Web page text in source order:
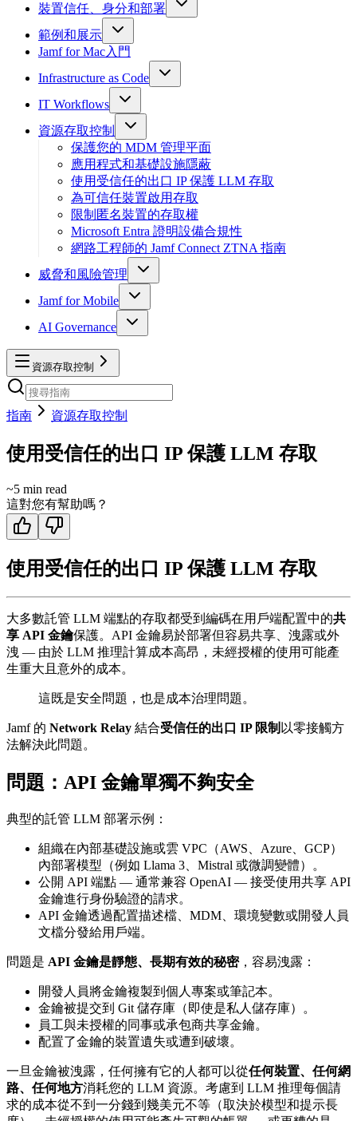
裝置信任、身分和部署
範例和展示
Jamf for Mac入門
Infrastructure as Code
IT Workflows
資源存取控制
保護您的 MDM 管理平面
應用程式和基礎設施隱蔽
使用受信任的出口 IP 保護 LLM 存取
為可信任裝置啟用存取
限制匿名裝置的存取權
Microsoft Entra 證明設備合規性
網路工程師的 Jamf Connect ZTNA 指南
威脅和風險管理
Jamf for Mobile
AI Governance
資源存取控制
指南 資源存取控制
使用受信任的出口 IP 保護 LLM 存取
~5 min read
這對您有幫助嗎？
使用受信任的出口 IP 保護 LLM 存取
大多數託管 LLM 端點的存取都受到編碼在用戶端配置中的共
享 API 金鑰保護。API 金鑰易於部署但容易共享、洩露或外
洩 — 由於 LLM 推理計算成本高昂，未經授權的使用可能產
生重大且意外的成本。
這既是安全問題，也是成本治理問題。
Jamf 的 Network Relay 結合受信任的出口 IP 限制 以零接觸方
法解決此問題。
問題：API 金鑰單獨不夠安全
典型的託管 LLM 部署示例：
組織在內部基礎設施或雲 VPC（AWS、Azure、GCP）
內部署模型（例如 Llama 3、Mistral 或微調變體）。
公開 API 端點 — 通常兼容 OpenAI — 接受使用共享 API
金鑰進行身份驗證的請求。
API 金鑰透過配置描述檔、MDM、環境變數或開發人員
文檔分發給用戶端。
問題是 API 金鑰是靜態、長期有效的秘密，容易洩露：
開發人員將金鑰複製到個人專案或筆記本。
金鑰被提交到 Git 儲存庫（即使是私人儲存庫）。
員工與未授權的同事或承包商共享金鑰。
配置了金鑰的裝置遺失或遭到破壞。
一旦金鑰被洩露，任何擁有它的人都可以從任何裝置、任何網
路、任何地方消耗您的 LLM 資源。考慮到 LLM 推理每個請
求的成本從不到一分錢到幾美元不等（取決於模型和提示長